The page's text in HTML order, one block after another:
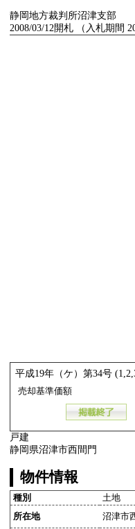
静岡地方裁判所沼津支部
2008/03/12開札 （入札期間
平成19年（ケ）第34号
売却基準価額
戸建
静岡県沼津市西間門
物件情報
種別 土地
所在地
沼津市